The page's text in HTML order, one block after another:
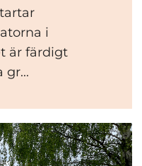
i
är färdigt
gr...